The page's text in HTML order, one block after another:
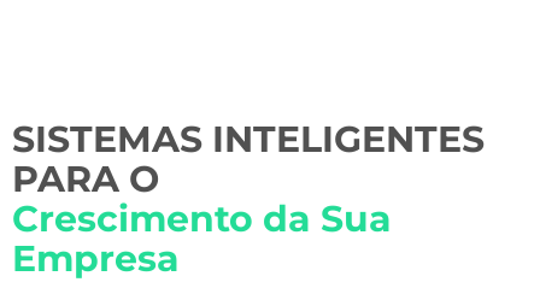
SISTEMAS INTELIGENTES
PARA O
Crescimento da Sua
Empresa